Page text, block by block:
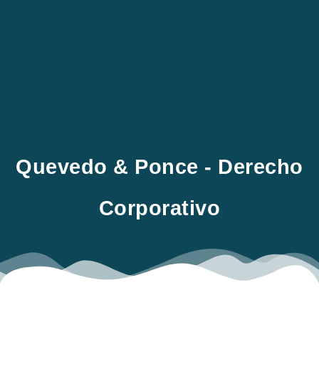
Quevedo & Ponce - Derecho
Corporativo